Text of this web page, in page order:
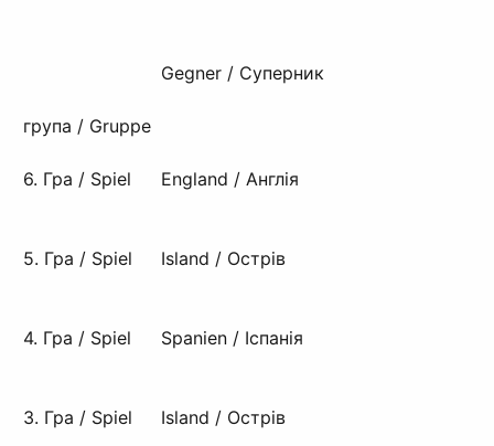
Gegner / Суперник
група / Gruppe
6. Гра / Spiel England / Англія
5. Гра / Spiel Island / Острів
4. Гра / Spiel Spanien / Іспанія
3. Гра / Spiel Island / Острів